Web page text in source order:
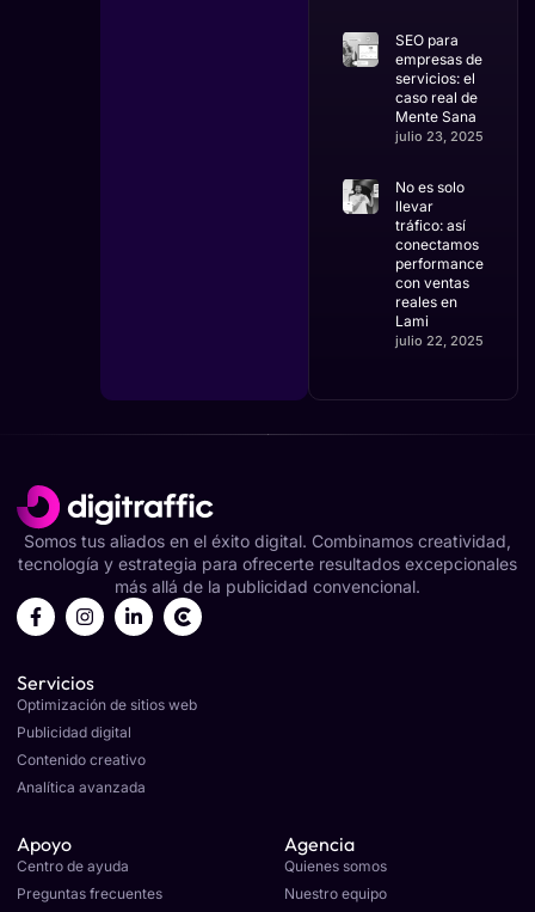
SEO para
empresas de
servicios: el
caso real de
Mente Sana
julio 23, 2025
No es solo
llevar
tráfico: así
conectamos
performance
con ventas
reales en
Lami
julio 22, 2025
Somos tus aliados en el éxito digital. Combinamos creatividad,
tecnología y estrategia para ofrecerte resultados excepcionales
más allá de la publicidad convencional.
Servicios
Optimización de sitios web
Publicidad digital
Contenido creativo
Analítica avanzada
Apoyo
Centro de ayuda
Preguntas frecuentes
Agencia
Quienes somos
Nuestro equipo